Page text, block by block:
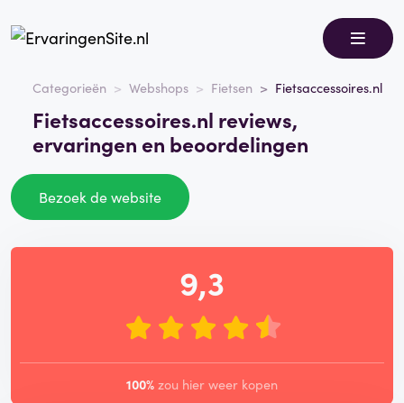
Categorieën Webshops Fietsen Fietsaccessoires.nl
Fietsaccessoires.nl reviews,
ervaringen en beoordelingen
Bezoek de website
9,3
100% zou hier weer kopen